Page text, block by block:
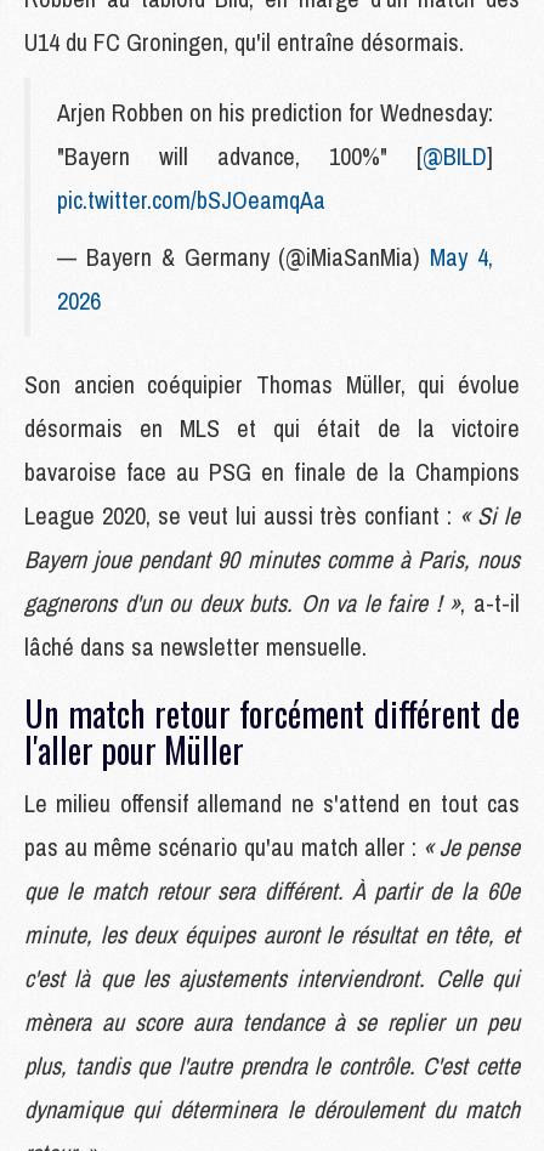
U14 du FC Groningen, qu'il entraîne désormais.
Arjen Robben on his prediction for Wednesday:
"Bayern will advance, 100%" [@BILD]
pic.twitter.com/bSJOeamqAa
— Bayern & Germany (@iMiaSanMia) May 4,
2026
Son ancien coéquipier Thomas Müller, qui évolue
désormais en MLS et qui était de la victoire
bavaroise face au PSG en finale de la Champions
League 2020, se veut lui aussi très confiant : « Si le
Bayern joue pendant 90 minutes comme à Paris, nous
gagnerons d'un ou deux buts. On va le faire ! », a-t-il
lâché dans sa newsletter mensuelle.
Un match retour forcément différent de
l'aller pour Müller
Le milieu offensif allemand ne s'attend en tout cas
pas au même scénario qu'au match aller : « Je pense
que le match retour sera différent. À partir de la 60e
minute, les deux équipes auront le résultat en tête, et
c'est là que les ajustements interviendront. Celle qui
mènera au score aura tendance à se replier un peu
plus, tandis que l'autre prendra le contrôle. C'est cette
dynamique qui déterminera le déroulement du match